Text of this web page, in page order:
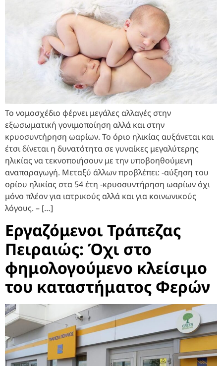
Το νομοσχέδιο φέρνει μεγάλες αλλαγές στην
εξωσωματική γονιμοποίηση αλλά και στην
κρυοσυντήρηση ωαρίων. Το όριο ηλικίας αυξάνεται και
έτσι δίνεται η δυνατότητα σε γυναίκες μεγαλύτερης
ηλικίας να τεκνοποιήσουν με την υποβοηθούμενη
αναπαραγωγή. Μεταξύ άλλων προβλέπει: -αύξηση του
ορίου ηλικίας στα 54 έτη -κρυοσυντήρηση ωαρίων όχι
μόνο πλέον για ιατρικούς αλλά και για κοινωνικούς
λόγους. – […]
Εργαζόμενοι Τράπεζας
Πειραιώς: Όχι στο
φημολογούμενο κλείσιμο
του καταστήματος Φερών